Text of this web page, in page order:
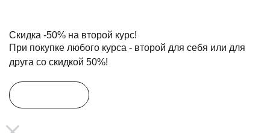
Скидка -50% на второй курс!
При покупке любого курса - второй для себя или для
друга со скидкой 50%!